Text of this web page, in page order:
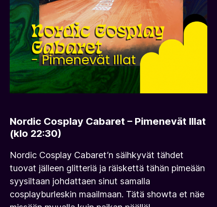
Nordic Cosplay Cabaret – Pimenevät Illat
(klo 22:30)
Nordic Cosplay Cabaret’n säihkyvät tähdet
tuovat jälleen glitteriä ja räiskettä tähän pimeään
syysiltaan johdattaen sinut samalla
cosplayburleskin maailmaan. Tätä showta et näe